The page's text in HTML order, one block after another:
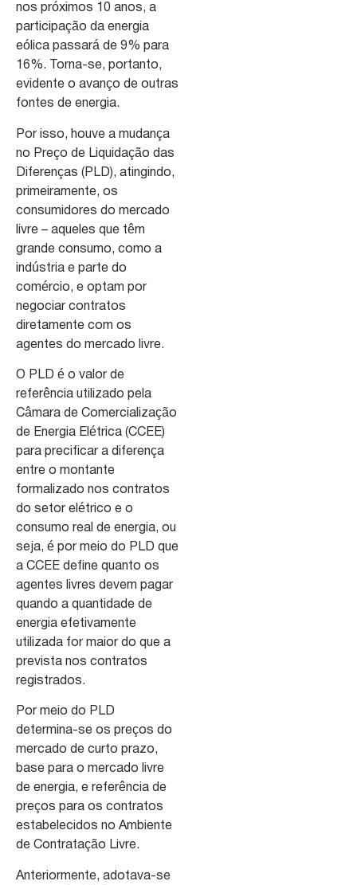
nos próximos 10 anos, a
participação da energia
eólica passará de 9% para
16%. Torna-se, portanto,
evidente o avanço de outras
fontes de energia.
Por isso, houve a mudança
no Preço de Liquidação das
Diferenças (PLD), atingindo,
primeiramente, os
consumidores do mercado
livre – aqueles que têm
grande consumo, como a
indústria e parte do
comércio, e optam por
negociar contratos
diretamente com os
agentes do mercado livre.
O PLD é o valor de
referência utilizado pela
Câmara de Comercialização
de Energia Elétrica (CCEE)
para precificar a diferença
entre o montante
formalizado nos contratos
do setor elétrico e o
consumo real de energia, ou
seja, é por meio do PLD que
a CCEE define quanto os
agentes livres devem pagar
quando a quantidade de
energia efetivamente
utilizada for maior do que a
prevista nos contratos
registrados.
Por meio do PLD
determina-se os preços do
mercado de curto prazo,
base para o mercado livre
de energia, e referência de
preços para os contratos
estabelecidos no Ambiente
de Contratação Livre.
Anteriormente, adotava-se